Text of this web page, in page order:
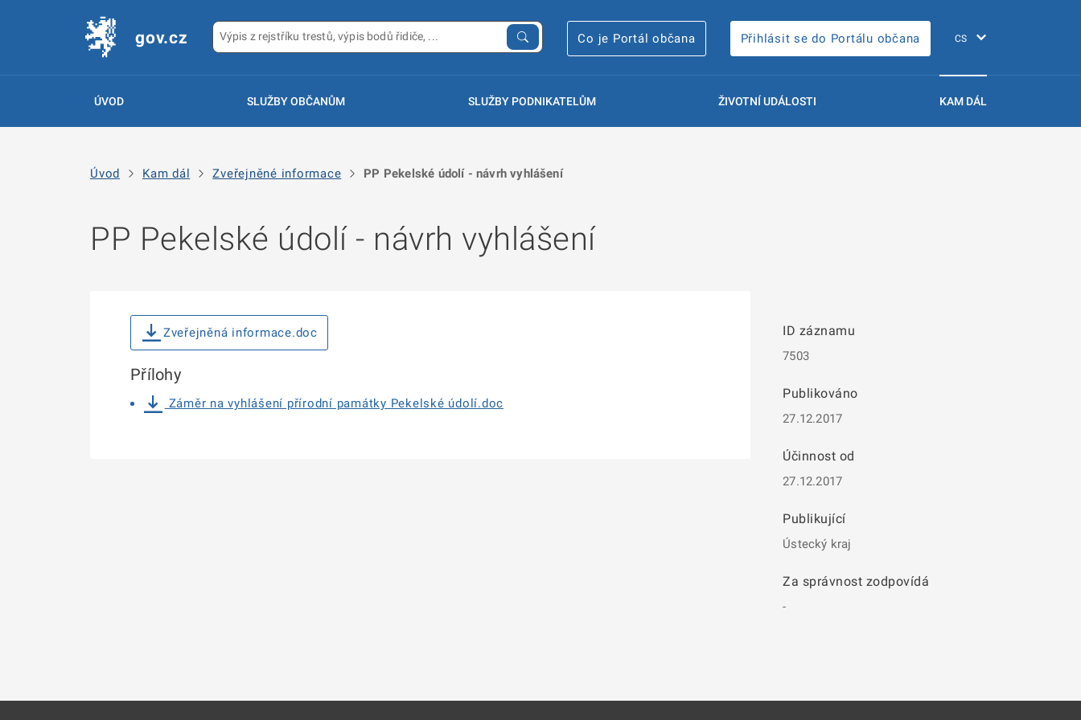
gov.cz Co je Portál občana Přihlásit se do Portálu občana
ÚVOD SLUŽBY OBČANŮM SLUŽBY PODNIKATELŮM ŽIVOTNÍ UDÁLOSTI KAM DÁL
Úvod Kam dál Zveřejněné informace PP Pekelské údolí - návrh vyhlášení
PP Pekelské údolí - návrh vyhlášení
ID záznamu
7503
Publikováno
27.12.2017
Účinnost od
27.12.2017
Publikující
Ústecký kraj
Za správnost zodpovídá
-
Zveřejněná informace.doc
Přílohy
Záměr na vyhlášení přírodní památky Pekelské údolí.doc